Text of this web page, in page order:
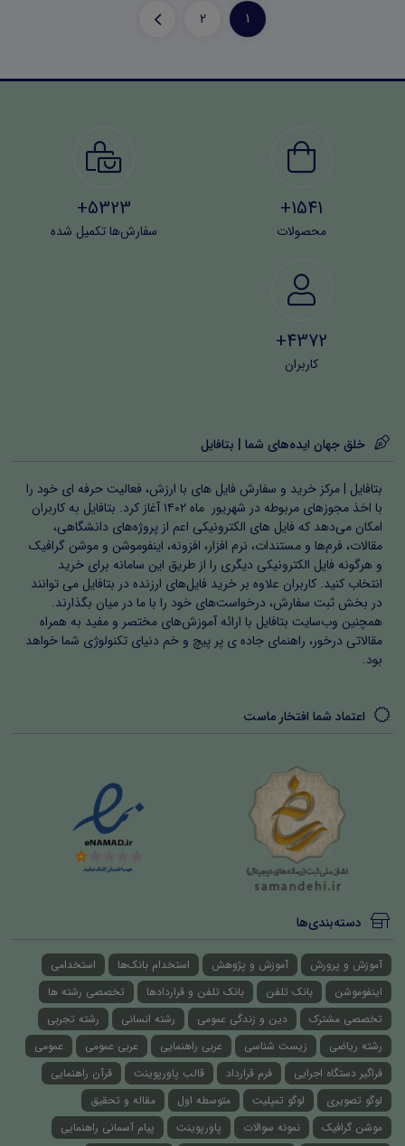
1
2
1541+
محصولات
5323+
سفارش‌ها تکمیل شده
4372+
کاربران
خلق جهان ایده‌های شما | بتافایل
بتافایل | مرکز خرید و سفارش فایل های با ارزش، فعالیت حرفه ای خود را
با اخذ مجوزهای مربوطه در شهریور ماه ۱۴۰۲ آغاز کرد. بتافایل به کاربران
امکان می‌دهد که فایل های الکترونیکی اعم از پروژه‌های دانشگاهی،
مقالات، فرم‌ها و مستندات، نرم افزار، افزونه، اینفوموشن و موشن گرافیک
و هرگونه فایل الکترونیکی دیگری را از طریق این سامانه برای خرید
انتخاب کنید. کاربران علاوه بر خرید فایل‌های ارزنده در بتافایل می توانند
در بخش ثبت سفارش، درخواست‌های خود را با ما در میان بگذارند.
همچنین وب‌سایت بتافایل با ارائه آموزش‌های مختصر و مفید به همراه
مقالاتی درخور، راهنمای جاده ی پر پیچ و خم دنیای تکنولوژی شما خواهد
بود.
اعتماد شما افتخار ماست
دسته‌بندی‌ها
آموزش و پرورش آموزش و پژوهش استخدام بانک‌ها
استخدامی
اینفوموشن
بانک تلفن بانک تلفن و قراردادها
تخصصی رشته ها
تخصصی مشترک
دین و زندگی عمومی رشته انسانی
رشته تجربی
رشته ریاضی
زیست شناسی عربی راهنمایی عربی عمومی
عمومی
فراگیر دستگاه اجرایی
فرم قرارداد قالب پاورپوینت
قرآن راهنمایی
لوگو تصویری
لوگو تمپلیت متوسطه اول
مقاله و تحقیق
موشن گرافیک
نمونه سوالات پاورپوینت
پیام آسمانی راهنمایی